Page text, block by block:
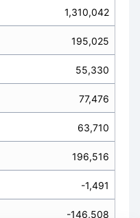
1,310,042
195,025
55,330
77,476
63,710
196,516
-1,491
-146,508